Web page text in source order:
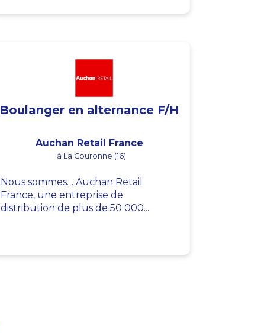
Boulanger en alternance F/H
Auchan Retail France
à La Couronne (16)
Nous sommes… Auchan Retail
France, une entreprise de
distribution de plus de 50 000...